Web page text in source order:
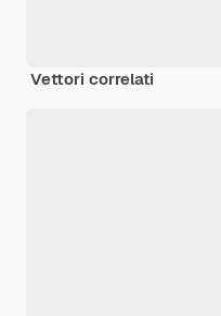
Vettori correlati